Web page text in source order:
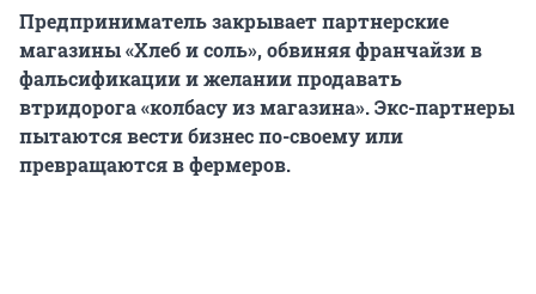
Предприниматель закрывает партнерские
магазины «Хлеб и соль», обвиняя франчайзи в
фальсификации и желании продавать
втридорога «колбасу из магазина». Экс-партнеры
пытаются вести бизнес по-своему или
превращаются в фермеров.